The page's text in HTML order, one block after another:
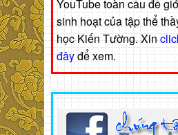
YouTube toàn cầu để
sinh hoạt của tập thể
học Kiến Tường. Xin
đâyđể xem.